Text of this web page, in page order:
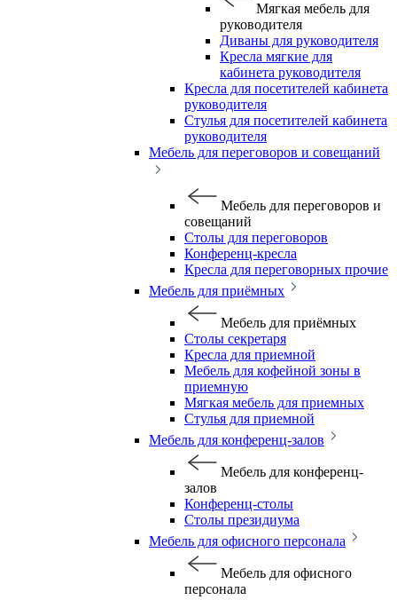
Мягкая мебель для
руководителя
Диваны для руководителя
Кресла мягкие для
кабинета руководителя
Кресла для посетителей кабинета
руководителя
Стулья для посетителей кабинета
руководителя
Мебель для переговоров и совещаний
Мебель для переговоров и
совещаний
Столы для переговоров
Конференц-кресла
Кресла для переговорных прочие
Мебель для приёмных
Мебель для приёмных
Столы секретаря
Кресла для приемной
Мебель для кофейной зоны в
приемную
Мягкая мебель для приемных
Стулья для приемной
Мебель для конференц-залов
Мебель для конференц-
залов
Конференц-столы
Столы президиума
Мебель для офисного персонала
Мебель для офисного
персонала